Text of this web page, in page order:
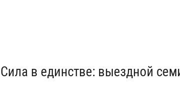
Сила в единстве: выездной